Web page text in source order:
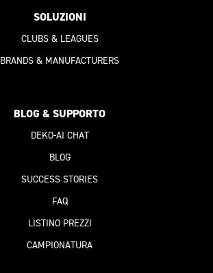
SOLUZIONI
CLUBS & LEAGUES
BRANDS & MANUFACTURERS
BLOG & SUPPORTO
DEKO-AI CHAT
BLOG
SUCCESS STORIES
FAQ
LISTINO PREZZI
CAMPIONATURA